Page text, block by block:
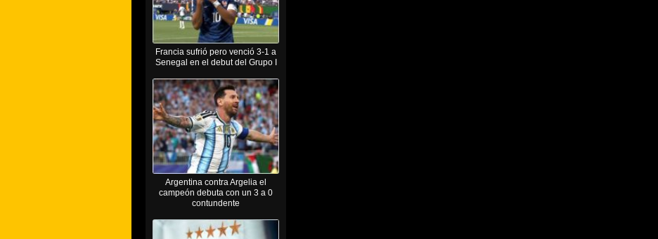
Francia sufrió pero venció 3-1 a
Senegal en el debut del Grupo I
Argentina contra Argelia el
campeón debuta con un 3 a 0
contundente